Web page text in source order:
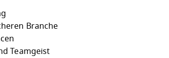
Branche
Teamgeist